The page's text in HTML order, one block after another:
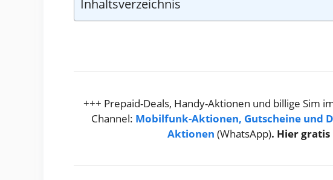
Inhaltsverzeichnis
+++ Prepaid-Deals, Handy-Aktionen und billige Sim
Channel: Mobilfunk-Aktionen, Gutscheine und
Aktionen (WhatsApp). Hier